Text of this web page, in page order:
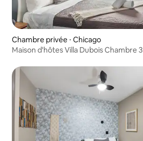
Chambre privée ⋅ Chicago
Maison d'hôtes Villa Dubois Chambre 3